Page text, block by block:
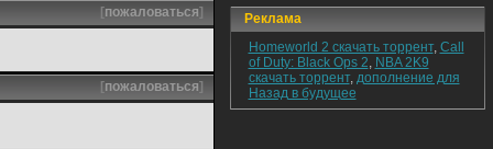
[пожаловаться]
[пожаловаться]
Реклама
Homeworld 2 скачать торрент, Call
of Duty: Black Ops 2, NBA 2K9
скачать торрент, дополнение для
Назад в будущее